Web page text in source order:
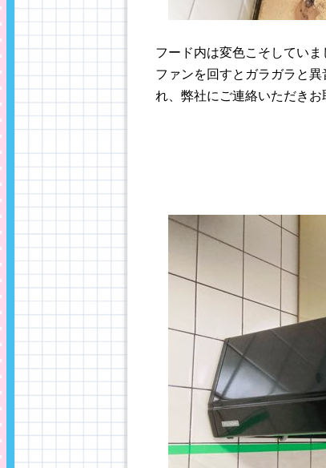
フード内は変色こそしてい
ファンを回すとガラガラと
れ、弊社にご連絡いただきお